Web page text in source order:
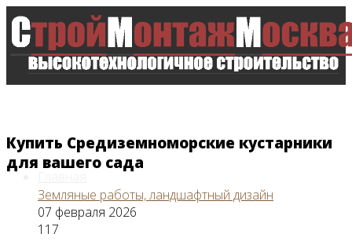
Купить Средиземноморские кустарники
для вашего сада
Земляные работы, ландшафтный дизайн
07 февраля 2026
117